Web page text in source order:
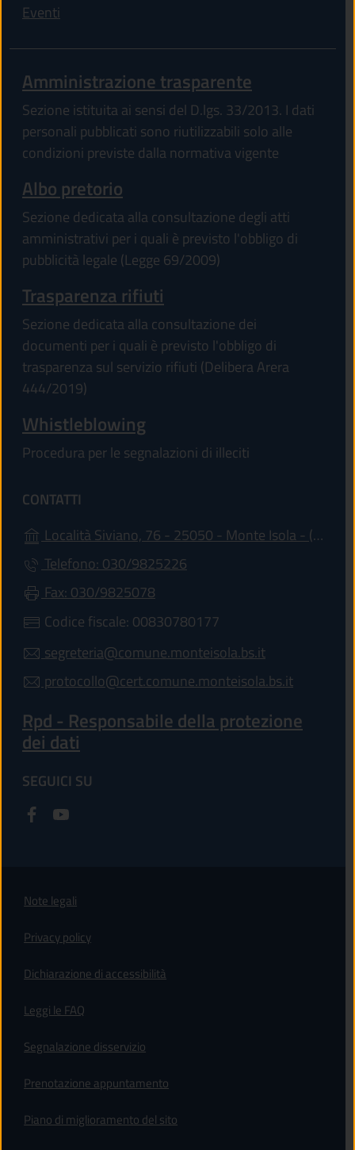
Eventi
Amministrazione trasparente
Sezione istituita ai sensi del D.lgs. 33/2013. I dati
personali pubblicati sono riutilizzabili solo alle
condizioni previste dalla normativa vigente
Albo pretorio
Sezione dedicata alla consultazione degli atti
amministrativi per i quali è previsto l'obbligo di
pubblicità legale (Legge 69/2009)
Trasparenza rifiuti
Sezione dedicata alla consultazione dei
documenti per i quali è previsto l'obbligo di
trasparenza sul servizio rifiuti (Delibera Arera
444/2019)
Whistleblowing
Procedura per le segnalazioni di illeciti
CONTATTI
Località Siviano, 76 - 25050 - Monte Isola - (BS)
Telefono: 030/9825226
Fax: 030/9825078
Codice fiscale: 00830780177
segreteria@comune.monteisola.bs.it
protocollo@cert.comune.monteisola.bs.it
Rpd - Responsabile della protezione
dei dati
SEGUICI SU
Note legali
Privacy policy
Dichiarazione di accessibilità
Leggi le FAQ
Segnalazione disservizio
Prenotazione appuntamento
Piano di miglioramento del sito